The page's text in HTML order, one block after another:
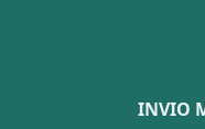
INVIO